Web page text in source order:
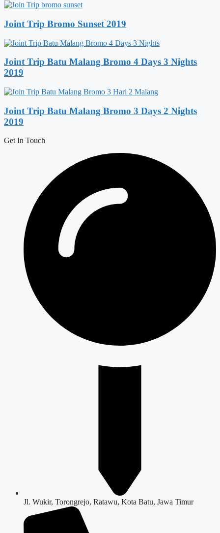
Joint Trip Bromo Sunset 2019
Joint Trip Batu Malang Bromo 4 Days 3 Nights
2019
Joint Trip Batu Malang Bromo 3 Days 2 Nights
2019
Get In Touch
Jl. Wukir, Torongrejo, Ratawu, Kota Batu, Jawa Timur